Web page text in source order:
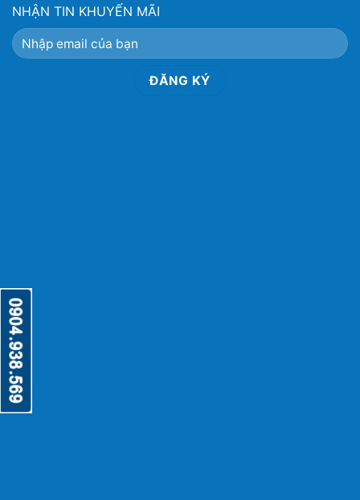
NHẬN TIN KHUYẾN MÃI